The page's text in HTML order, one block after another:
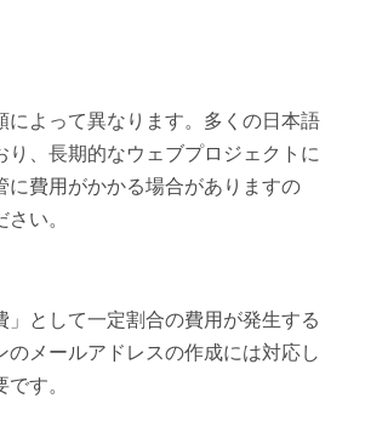
によって異なります。多くの日本語
、長期的なウェブプロジェクトに
に費用がかかる場合がありますの
い。
として一定割合の費用が発生する
メールアドレスの作成には対応し
す。